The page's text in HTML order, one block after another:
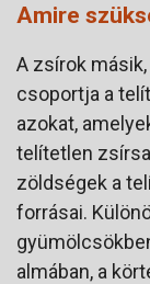
Amire
A zsírok
csoportja a
azokat,
telítetlen
zöldségek a
forrásai.
almában, a